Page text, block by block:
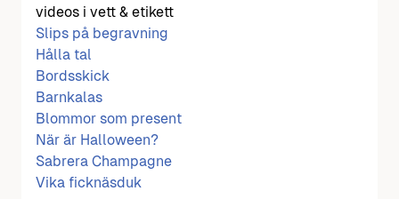
videos i vett & etikett
Slips på begravning
Hålla tal
Bordsskick
Barnkalas
Blommor som present
När är Halloween?
Sabrera Champagne
Vika ficknäsduk